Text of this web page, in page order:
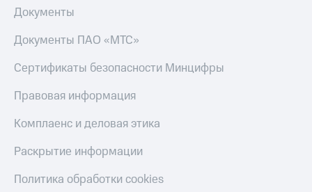
Документы
Документы ПАО «МТС»
Сертификаты безопасности Минцифры
Правовая информация
Комплаенс и деловая этика
Раскрытие информации
Политика обработки cookies